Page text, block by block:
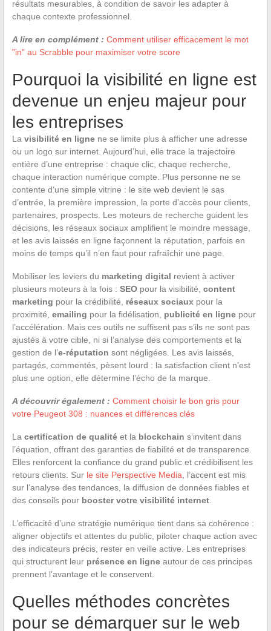
résultats mesurables, à condition de savoir les adapter à
chaque contexte professionnel.
A lire en complément : Comment utiliser efficacement le mot
"in" au Scrabble pour maximiser votre score
Pourquoi la visibilité en ligne est
devenue un enjeu majeur pour
les entreprises
La visibilité en lignene se limite plus à afficher une adresse
ou un logo sur internet. Aujourd’hui, elle trace la trajectoire
entière d’une entreprise : chaque clic, chaque recherche,
chaque interaction numérique compte. Plus personne ne se
contente d’une simple vitrine : le site web devient le sas
d’entrée, la première impression, la porte d’accès pour clients,
partenaires, prospects. Les moteurs de recherche guident les
décisions, les réseaux sociaux amplifient le moindre message,
et les avis laissés en ligne façonnent la réputation, parfois en
moins de temps qu’il n’en faut pour rafraîchir une page.
Mobiliser les leviers du marketing digital revient à activer
plusieurs moteurs à la fois : SEOpour la visibilité, content
marketing pour la crédibilité, réseaux sociauxpour la
proximité, emailing pour la fidélisation, publicité en lignepour
l’accélération. Mais ces outils ne suffisent pas s’ils ne sont pas
ajustés à votre cible, ni si l’analyse des comportements et la
gestion de l’e-réputation sont négligées. Les avis laissés,
partagés, commentés, pèsent lourd : la satisfaction client n’est
plus une option, elle détermine l’écho de la marque.
A découvrir également : Comment choisir le bon gris pour
votre Peugeot 308 : nuances et différences clés
La certification de qualitéet la blockchain s’invitent dans
l’équation, offrant des garanties de fiabilité et de transparence.
Elles renforcent la confiance du grand public et crédibilisent les
retours clients. Sur le site Perspective Media , l’accent est mis
sur l’analyse des tendances, la diffusion de données fiables et
des conseils pour booster votre visibilité internet.
L’efficacité d’une stratégie numérique tient dans sa cohérence :
aligner objectifs et attentes du public, piloter chaque action avec
des indicateurs précis, rester en veille active. Les entreprises
qui structurent leur présence en ligneautour de ces principes
prennent l’avantage et le conservent.
Quelles méthodes concrètes
pour se démarquer sur le web